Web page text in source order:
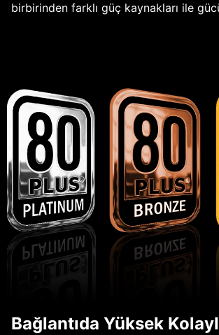
birbirinden farklı güç kaynakları ile
Bağlantıda Yüksek